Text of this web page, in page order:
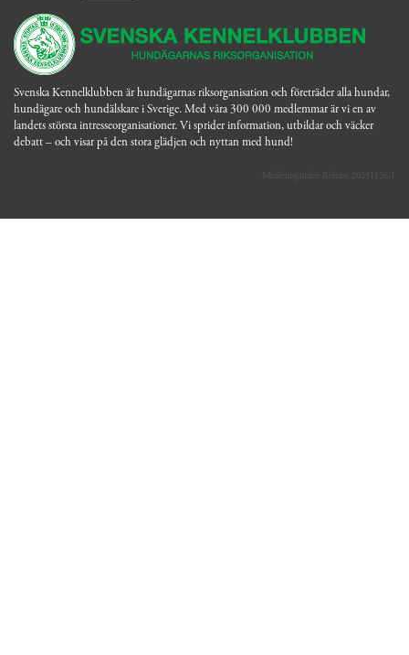
Svenska Kennelklubben är hundägarnas riksorganisation och företräder alla hundar,
hundägare och hundälskare i Sverige. Med våra 300 000 medlemmar är vi en av
landets största intresseorganisationer. Vi sprider information, utbildar och väcker
debatt – och visar på den stora glädjen och nyttan med hund!
Medlemsguiden Release 20251126.1